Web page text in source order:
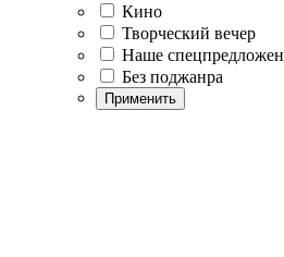
Кино
Творческий вечер
Наше
Без поджанра
Применить